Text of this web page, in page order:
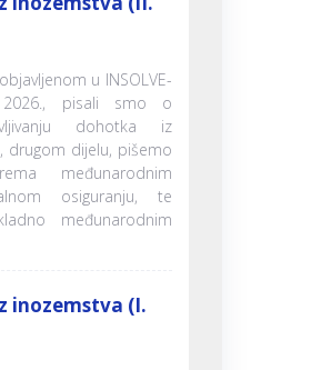
u INSOLVE-
pisali smo o
dohotka iz
drugom dijelu, pišemo
međunarodnim
osiguranju, te
međunarodnim
inozemstva (I.